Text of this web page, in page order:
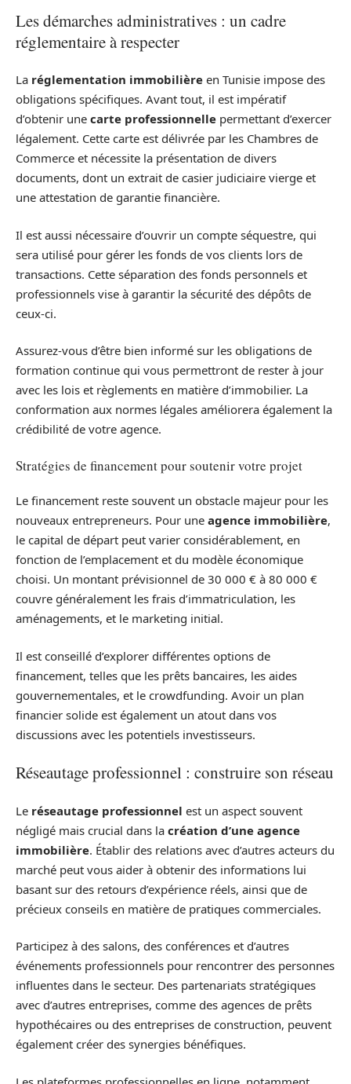
Les démarches administratives : un cadre
réglementaire à respecter
La réglementation immobilière en Tunisie impose des
obligations spécifiques. Avant tout, il est impératif
d’obtenir une carte professionnelle permettant d’exercer
légalement. Cette carte est délivrée par les Chambres de
Commerce et nécessite la présentation de divers
documents, dont un extrait de casier judiciaire vierge et
une attestation de garantie financière.
Il est aussi nécessaire d’ouvrir un compte séquestre, qui
sera utilisé pour gérer les fonds de vos clients lors de
transactions. Cette séparation des fonds personnels et
professionnels vise à garantir la sécurité des dépôts de
ceux-ci.
Assurez-vous d’être bien informé sur les obligations de
formation continue qui vous permettront de rester à jour
avec les lois et règlements en matière d’immobilier. La
conformation aux normes légales améliorera également la
crédibilité de votre agence.
Stratégies de financement pour soutenir votre projet
Le financement reste souvent un obstacle majeur pour les
nouveaux entrepreneurs. Pour une agence immobilière,
le capital de départ peut varier considérablement, en
fonction de l’emplacement et du modèle économique
choisi. Un montant prévisionnel de 30 000 € à 80 000 €
couvre généralement les frais d’immatriculation, les
aménagements, et le marketing initial.
Il est conseillé d’explorer différentes options de
financement, telles que les prêts bancaires, les aides
gouvernementales, et le crowdfunding. Avoir un plan
financier solide est également un atout dans vos
discussions avec les potentiels investisseurs.
Réseautage professionnel : construire son réseau
Le réseautage professionnel est un aspect souvent
négligé mais crucial dans la création d’une agence
immobilière. Établir des relations avec d’autres acteurs du
marché peut vous aider à obtenir des informations lui
basant sur des retours d’expérience réels, ainsi que de
précieux conseils en matière de pratiques commerciales.
Participez à des salons, des conférences et d’autres
événements professionnels pour rencontrer des personnes
influentes dans le secteur. Des partenariats stratégiques
avec d’autres entreprises, comme des agences de prêts
hypothécaires ou des entreprises de construction, peuvent
également créer des synergies bénéfiques.